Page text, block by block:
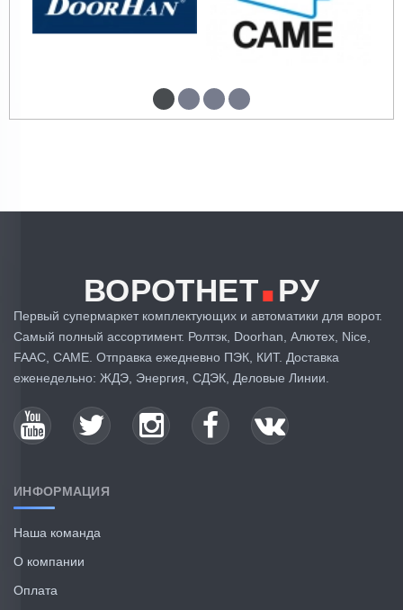
ВОРОТНЕТ.РУ
Первый супермаркет комплектующих и автоматики для ворот.
Самый полный ассортимент. Ролтэк, Doorhan, Алютех, Nice,
FAAC, CAME. Отправка ежедневно ПЭК, КИТ. Доставка
еженедельно: ЖДЭ, Энергия, СДЭК, Деловые Линии.
ИНФОРМАЦИЯ
Наша команда
О компании
Оплата